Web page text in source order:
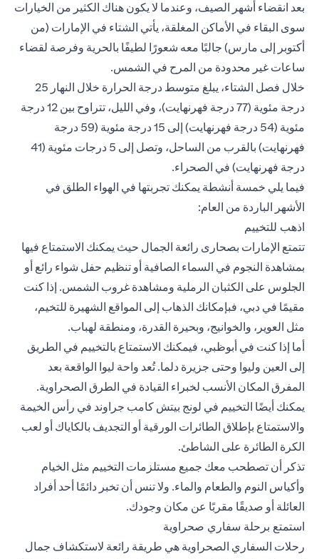
بعد انقضاء أشهر الصيف، وعندما لا يكون هناك الكثير من الخيارات
سوى البقاء في الأماكن المغلقة، يأتي الشتاء في الإمارات (من
أكتوبر إلى مارس) جالبًا معه شعورًا لطيفًا بالحرية وفرصة لقضاء
ساعات غير محدودة من المرح في الشمس.
خلال فصل الشتاء، يبلغ متوسط درجة الحرارة خلال النهار 25
درجة مئوية (77 درجة فهرنهايت)، وفي الليل، تتراوح بين 12 درجة
مئوية (54 درجة فهرنهايت) إلى 15 درجة مئوية (59 درجة
فهرنهايت) بالقرب من الساحل، وتصل إلى 5 درجات مئوية (41
درجة فهرنهايت) في الصحراء.
فيما يلي خمسة أنشطة يمكنك تجربتها في الهواء الطلق في
الأشهر الباردة من العام:
اذهب للتخييم
تتمتع الإمارات بصحارى رائعة الجمال حيث يمكنك الاستمتاع فيها
بمشاهدة النجوم في السماء الصافية أو تنظيم حفل شواء رائع أو
الجلوس على الكثبان الرملية ومشاهدة غروب الشمس. إذا كنت
مقيمًا في دبي، فبإمكانك الذهاب إلى المواقع الشهيرة للتخيم،
مثل العوير، والخوانيج، وبحيرة القدرة، ومنطقة لهباب.
أما إذا كنت في أبوظبي، فيمكنك الاستمتاع بالتخييم في الطريق
إلى العين وليوا وحتى جزيرة دلما. تُعد واحة ليوا الواقعة بعد
المفرق المكان الأنسب لخبراء القيادة في الطرق الصحراوية.
يمكنك أيضًا التخييم في لونج بيتش كامب جراوند في رأس الخيمة
والاستمتاع بإطلاق الطائرات الورقية أو التجديف بالكاياك أو لعب
الكرة الطائرة على الشاطئ.
تذكر أن تصطحب معك جميع مستلزمات التخييم مثل الخيام
وأكياس النوم والطعام والماء. ولا تنس أن تخبر دائمًا أحد أفراد
العائلة أو صديقًا مقربًا عن مكان وجودك.
استمتع برحلة سفاري صحراوية
رحلات السفاري الصحراوية هي طريقة رائعة لاستكشاف جمال